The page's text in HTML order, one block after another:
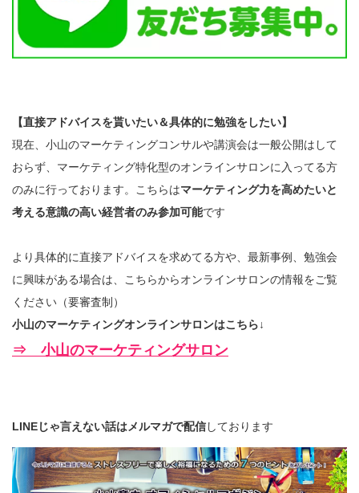
【直接アドバイスを貰いたい＆具体的に勉強をしたい】
現在、小山のマーケティングコンサルや講演会は一般公開はして
おらず、マーケティング特化型のオンラインサロンに入ってる方
のみに行っております。こちらはマーケティング力を高めたいと
考える意識の高い経営者のみ参加可能です
より具体的に直接アドバイスを求めてる方や、最新事例、勉強会
に興味がある場合は、こちらからオンラインサロンの情報をご覧
ください（要審査制）
小山のマーケティングオンラインサロンはこちら↓
⇒ 小山のマーケティングサロン
LINEじゃ言えない話はメルマガで配信しております